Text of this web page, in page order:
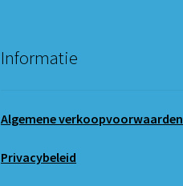
Informatie
Algemene verkoopvoorwaarden
Privacybeleid